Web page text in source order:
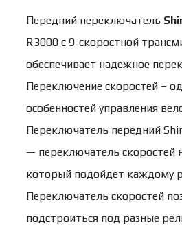
Передний переключатель
R3000 с 9-скоростной
обеспечивает надежное
Переключение скоростей –
особенностей управления
Переключатель передний
— переключатель скоростей
который подойдет каждому
Переключатель скоростей
подстроиться под разные